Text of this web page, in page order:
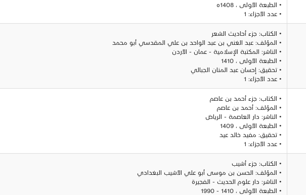
• الطبعة الأولى ، 1408ه
• عدد الأجزاء: 1
• الكتاب: جزء أحاديث الشعر
• المؤلف: عبد الغني بن عبد الواحد بن علي المقدسي أبو محمد
• الناشر: المكتبة الإسلامية - عمان - الأردن
• الطبعة الأولى ، 1410
• تحقيق: إحسان عبد المنان الجبالي
• عدد الأجزاء: 1
• الكتاب: جزء أحمد بن عاصم
• المؤلف: أحمد بن عاصم
• الناشر: دار العاصمة - الرياض
• الطبعة الأولى ، 1409
• تحقيق: مفيد خالد عيد
• عدد الأجزاء: 1
• الكتاب: جزء أشيب
• المؤلف: الحسن بن موسى أبو علي الأشيب البغدادي
• الناشر: دار علوم الحديث - الفجيرة
• الطبعة الأولى ، 1410 - 1990